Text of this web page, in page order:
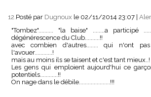
12.Posté par Dugnoux le 02/11/2014 23:07
"Tombez".......... "la baise" ........a participé
dégénérescence du Club..........!!
avec combien d'autres........ qui n'ont
l'avouer............!
mais au moins ils se taisent et c'est tant mieux..!
Les gens qui emploient aujourd'hui ce
potentiels............!!
On nage dans le débile.....................!!!